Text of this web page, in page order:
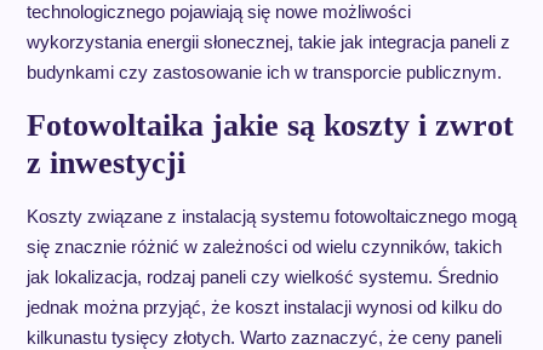
technologicznego pojawiają się nowe możliwości
wykorzystania energii słonecznej, takie jak integracja paneli z
budynkami czy zastosowanie ich w transporcie publicznym.
Fotowoltaika jakie są koszty i zwrot
z inwestycji
Koszty związane z instalacją systemu fotowoltaicznego mogą
się znacznie różnić w zależności od wielu czynników, takich
jak lokalizacja, rodzaj paneli czy wielkość systemu. Średnio
jednak można przyjąć, że koszt instalacji wynosi od kilku do
kilkunastu tysięcy złotych. Warto zaznaczyć, że ceny paneli